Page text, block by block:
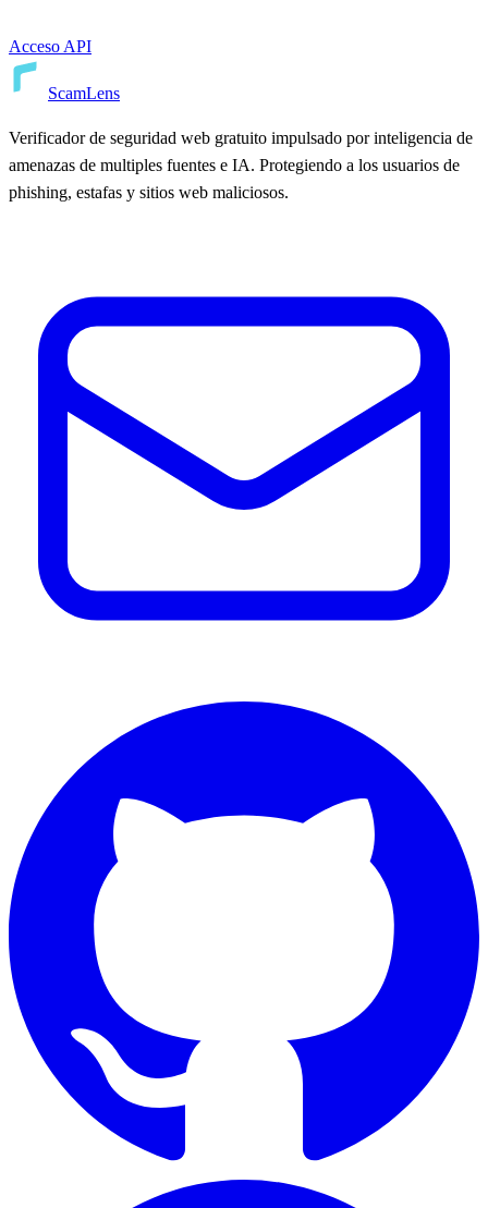
Acceso API
ScamLens
Verificador de seguridad web gratuito impulsado por inteligencia de
amenazas de multiples fuentes e IA. Protegiendo a los usuarios de
phishing, estafas y sitios web maliciosos.